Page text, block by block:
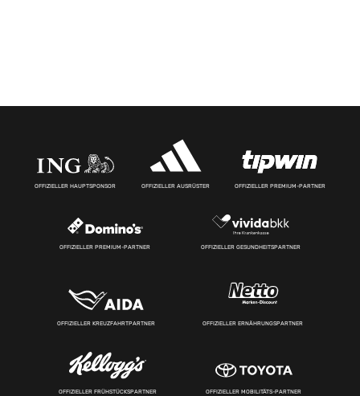
OFFIZIELLER HAUPTSPONSOR OFFIZIELLER AUSRÜSTER OFFIZIELLER PREMIUM-PARTNER
OFFIZIELLER PREMIUM-PARTNER OFFIZIELLER GESUNDHEITSPARTNER
OFFIZIELLER KREUZFAHRTPARTNER OFFIZIELLER ERNÄHRUNGSPARTNER
OFFIZIELLER FRÜHSTÜCKSPARTNER OFFIZIELLER MOBILITÄTS-PARTNER